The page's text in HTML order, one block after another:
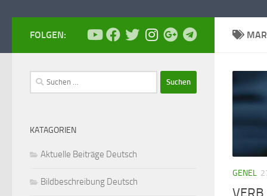
GENEL
VERB
FOLGEN:
Suchen
nach:
KATAGORIEN
Aktuelle Beiträge Deutsch
Bildbeschreibung Deutsch